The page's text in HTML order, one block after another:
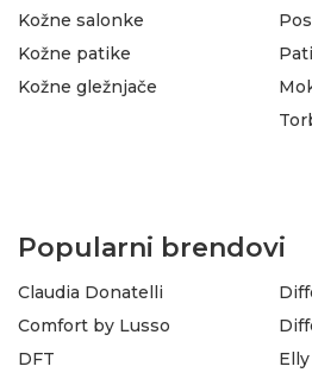
Kožne salonke
Kožne patike
Kožne gležnjače
Popularni brendovi
Claudia Donatelli
Comfort by Lusso
DFT